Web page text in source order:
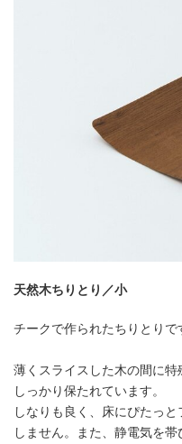
天然木ちりとり／小
チークで作られたちりとりで
薄くスライスした木の間に
しっかり保たれています。
しなりも良く、床にぴたっ
しません。また、静電気を